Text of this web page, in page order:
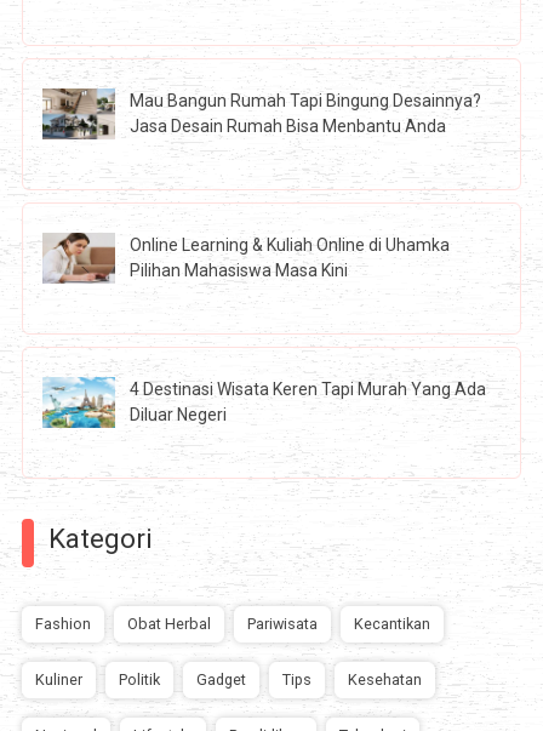
Mau Bangun Rumah Tapi Bingung Desainnya?
Jasa Desain Rumah Bisa Menbantu Anda
Online Learning & Kuliah Online di Uhamka
Pilihan Mahasiswa Masa Kini
4 Destinasi Wisata Keren Tapi Murah Yang Ada
Diluar Negeri
Kategori
Fashion Obat Herbal Pariwisata Kecantikan
Kuliner Politik Gadget Tips Kesehatan